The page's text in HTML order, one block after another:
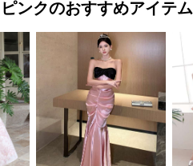
ピンクのおすすめアイテム